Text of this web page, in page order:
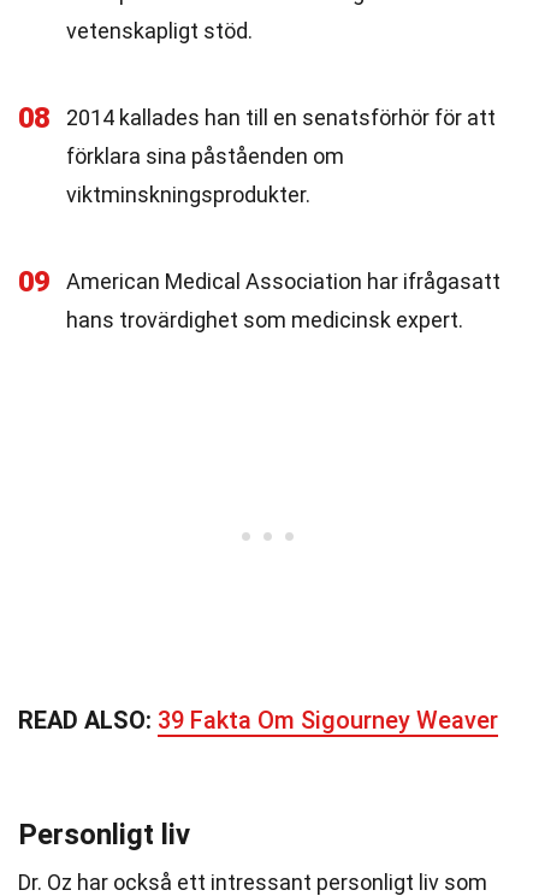
vetenskapligt stöd.
08
2014 kallades han till en senatsförhör för att
förklara sina påståenden om
viktminskningsprodukter.
09
American Medical Association har ifrågasatt
hans trovärdighet som medicinsk expert.
READ ALSO: 39 Fakta Om Sigourney Weaver
Personligt liv
Dr. Oz har också ett intressant personligt liv som